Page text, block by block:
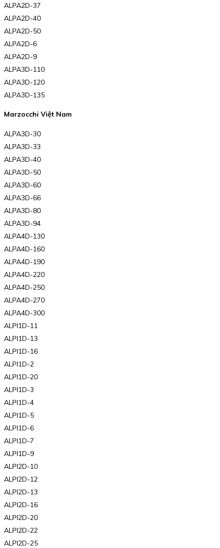
ALPA2D-37
ALPA2D-40
ALPA2D-50
ALPA2D-6
ALPA2D-9
ALPA3D-110
ALPA3D-120
ALPA3D-135
Marzocchi Việt Nam
ALPA3D-30
ALPA3D-33
ALPA3D-40
ALPA3D-50
ALPA3D-60
ALPA3D-66
ALPA3D-80
ALPA3D-94
ALPA4D-130
ALPA4D-160
ALPA4D-190
ALPA4D-220
ALPA4D-250
ALPA4D-270
ALPA4D-300
ALPI1D-11
ALPI1D-13
ALPI1D-16
ALPI1D-2
ALPI1D-20
ALPI1D-3
ALPI1D-4
ALPI1D-5
ALPI1D-6
ALPI1D-7
ALPI1D-9
ALPI2D-10
ALPI2D-12
ALPI2D-13
ALPI2D-16
ALPI2D-20
ALPI2D-22
ALPI2D-25